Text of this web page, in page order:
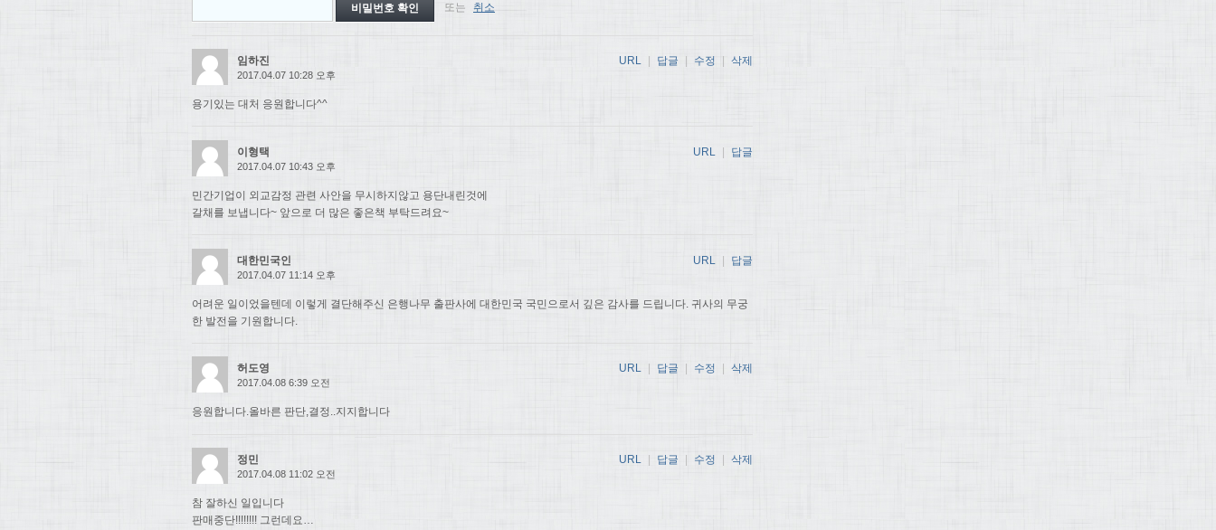
또는 취소
임하진
2017.04.07 10:28 오후
용기있는 대처 응원합니다^^
URL 답글 수정 삭제
이형택
2017.04.07 10:43 오후
민간기업이 외교감정 관련 사안을 무시하지않고 용단내린것에
갈채를 보냅니다~ 앞으로 더 많은 좋은책 부탁드려요~
URL | 답글
대한민국인
2017.04.07 11:14 오후
어려운 일이었을텐데 이렇게 결단해주신 은행나무 출판사에 대한민국 국민으로서 깊은 감사를 드립니다. 귀사의 무궁
한 발전을 기원합니다.
URL | 답글
허도영
2017.04.08 6:39 오전
응원합니다.올바른 판단,결정..지지합니다
URL 답글 수정 삭제
정민
2017.04.08 11:02 오전
참 잘하신 일입니다
판매중단!!!!!!!! 그런데요…
URL 답글 수정 삭제